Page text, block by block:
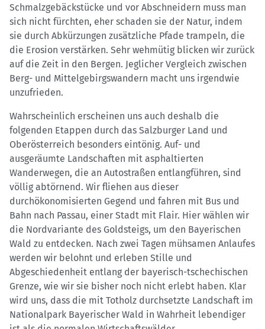
Schmalzgebäckstücke und vor Abschneidern muss man
sich nicht fürchten, eher schaden sie der Natur, indem
sie durch Abkürzungen zusätzliche Pfade trampeln, die
die Erosion verstärken. Sehr wehmütig blicken wir zurück
auf die Zeit in den Bergen. Jeglicher Vergleich zwischen
Berg- und Mittelgebirgswandern macht uns irgendwie
unzufrieden.
Wahrscheinlich erscheinen uns auch deshalb die
folgenden Etappen durch das Salzburger Land und
Oberösterreich besonders eintönig. Auf- und
ausgeräumte Landschaften mit asphaltierten
Wanderwegen, die an Autostraßen entlangführen, sind
völlig abtörnend. Wir fliehen aus dieser
durchökonomisierten Gegend und fahren mit Bus und
Bahn nach Passau, einer Stadt mit Flair. Hier wählen wir
die Nordvariante des Goldsteigs, um den Bayerischen
Wald zu entdecken. Nach zwei Tagen mühsamen Anlaufes
werden wir belohnt und erleben Stille und
Abgeschiedenheit entlang der bayerisch-tschechischen
Grenze, wie wir sie bisher noch nicht erlebt haben. Klar
wird uns, dass die mit Totholz durchsetzte Landschaft im
Nationalpark Bayerischer Wald in Wahrheit lebendiger